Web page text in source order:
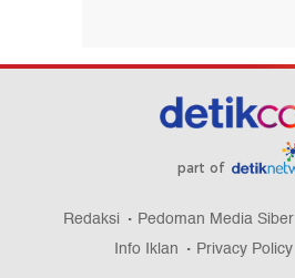
part of
Redaksi Pedoman Media Siber
Info Iklan
Privacy Policy